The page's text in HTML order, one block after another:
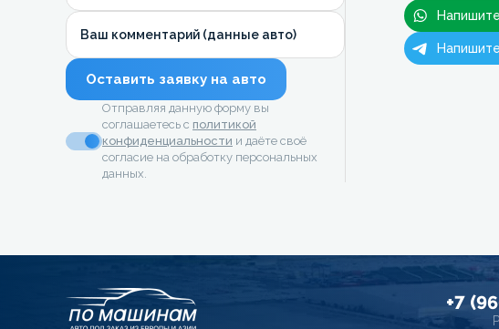
Ваш комментарий (данные авто)
Оставить заявку на авто
Отправляя данную форму вы
соглашаетесь с политикой
конфиденциальности и даёте своё
согласие на обработку персональных
данных.
+7